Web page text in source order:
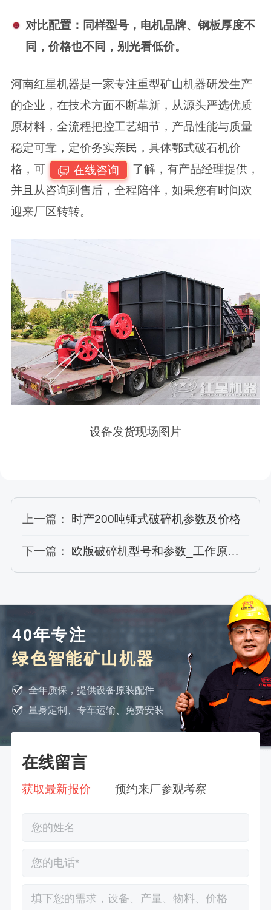
对比配置‌：同样型号，‌电机品牌、钢板厚度不
同‌，价格也不同，别光看低价。‌‌
河南红星机器是一家专注重型矿山机器研发生产
的企业，在技术方面不断革新，从源头严选优质
原材料，全流程把控工艺细节，产品性能与质量
稳定可靠，定价务实亲民，具体鄂式破石机价
格，可
在线咨询
了解，有产品经理提供，
并且从咨询到售后，全程陪伴，如果您有时间欢
迎来厂区转转。
设备发货现场图片
上一篇： 时产200吨锤式破碎机参数及价格
下一篇： 欧版破碎机型号和参数_工作原理视频
40年专注
绿色智能矿山机器
全年质保，提供设备原装配件
量身定制、专车运输、免费安装
在线留言
获取最新报价 预约来厂参观考察